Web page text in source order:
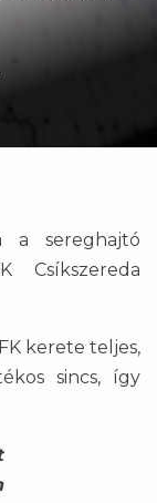
a sereghajtó
Csíkszereda
kerete teljes,
sincs, így